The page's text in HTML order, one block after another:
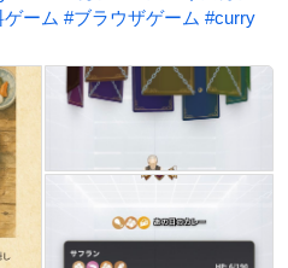
ゲーム #ブラウザゲーム #curry